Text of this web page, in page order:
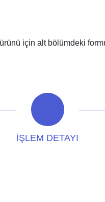
için alt bölümdeki
İŞLEM DETAYI